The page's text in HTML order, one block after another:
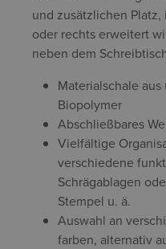
und zusätzlichen
oder rechts erweitert
neben dem
Materialschale
Biopolymer
Abschließbares
Vielfältige
verschiedene
Schrägablagen
Stempel u. ä.
Auswahl an
farben, alternativ